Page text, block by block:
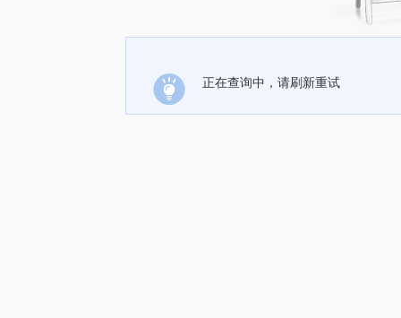
正在查询中，请刷新重试